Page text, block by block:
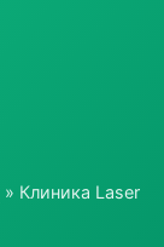
» Клиника Laser